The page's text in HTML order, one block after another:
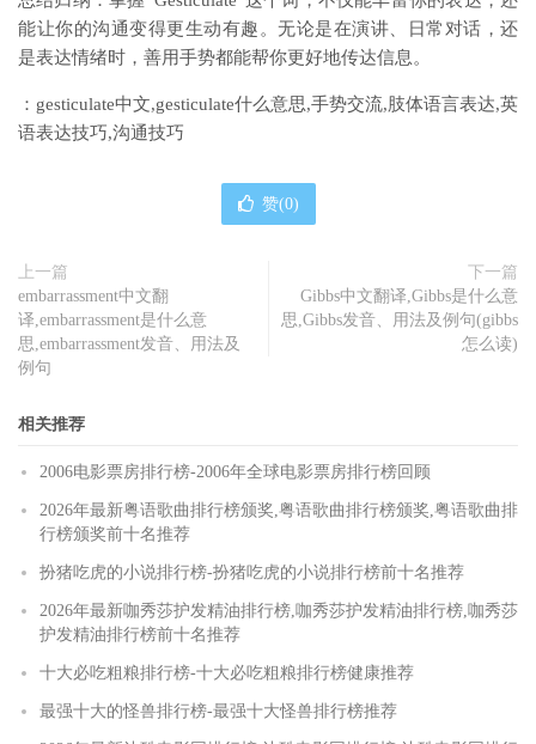
能让你的沟通变得更生动有趣。无论是在演讲、日常对话，还
是表达情绪时，善用手势都能帮你更好地传达信息。
：gesticulate中文,gesticulate什么意思,手势交流,肢体语言表达,英
语表达技巧,沟通技巧
赞(0)
上一篇
embarrassment中文翻
译,embarrassment是什么意
思,embarrassment发音、用法及
例句
下一篇
Gibbs中文翻译,Gibbs是什么意
思,Gibbs发音、用法及例句(gibbs
怎么读)
相关推荐
2006电影票房排行榜-2006年全球电影票房排行榜回顾
2026年最新粤语歌曲排行榜颁奖,粤语歌曲排行榜颁奖,粤语歌曲排
行榜颁奖前十名推荐
扮猪吃虎的小说排行榜-扮猪吃虎的小说排行榜前十名推荐
2026年最新咖秀莎护发精油排行榜,咖秀莎护发精油排行榜,咖秀莎
护发精油排行榜前十名推荐
十大必吃粗粮排行榜-十大必吃粗粮排行榜健康推荐
最强十大的怪兽排行榜-最强十大怪兽排行榜推荐